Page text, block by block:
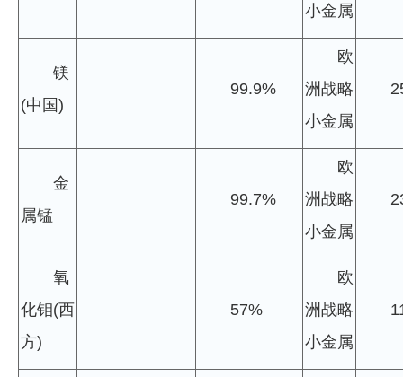
小金属
镁
(中国)
99.9%
欧
洲战略
小金属
金
属锰
99.7%
欧
洲战略
小金属
氧
化钼(西
方)
57%
欧
洲战略
小金属